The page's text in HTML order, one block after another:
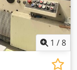
garanterer høj
der er
1 /8